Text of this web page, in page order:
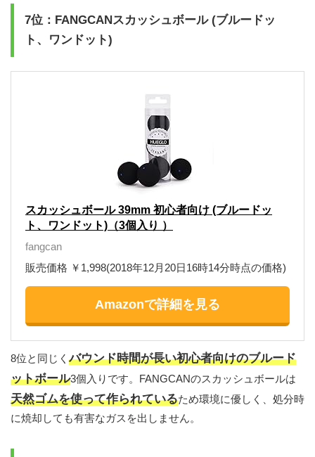
7位：FANGCANスカッシュボール (ブルードッ
ト、ワンドット)
スカッシュボール 39mm 初心者向け (ブルードッ
ト、ワンドット)（3個入り ）
fangcan
販売価格 ￥1,998(2018年12月20日16時14分時点の価格)
Amazonで詳細を見る
8位と同じくバウンド時間が長い初心者向けのブルード
ットボール3個入りです。FANGCANのスカッシュボールは
天然ゴムを使って作られているため環境に優しく、処分時
に焼却しても有害なガスを出しません。